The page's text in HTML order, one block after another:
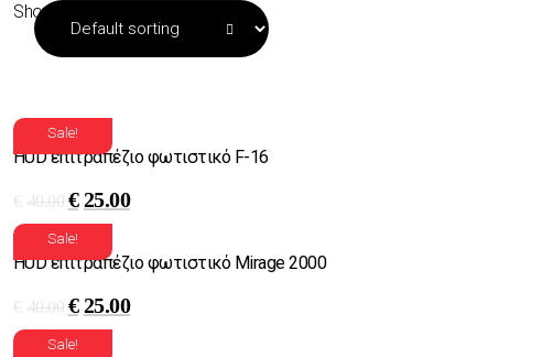
Showing 1–16 of 83 results
Sale!
HUD επιτραπέζιο φωτιστικό F-16
€ 40.00 € 25.00
Sale!
HUD επιτραπέζιο φωτιστικό Mirage 2000
€ 40.00 € 25.00
Sale!